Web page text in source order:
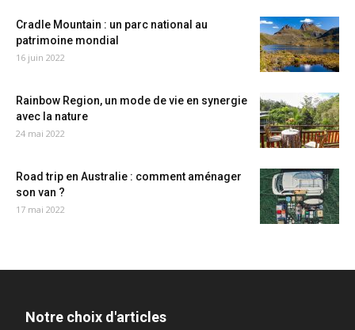
Cradle Mountain : un parc national au
patrimoine mondial
16 juin 2022
Rainbow Region, un mode de vie en synergie
avec la nature
24 mai 2022
Road trip en Australie : comment aménager
son van ?
17 mai 2022
Notre choix d'articles